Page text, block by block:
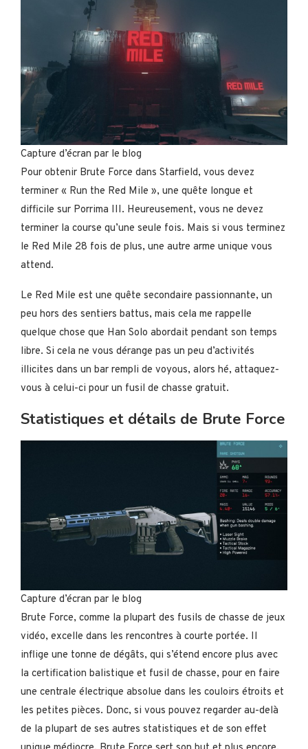
Capture d’écran par le blog
Pour obtenir Brute Force dans Starfield, vous devez
terminer « Run the Red Mile », une quête longue et
difficile sur Porrima III. Heureusement, vous ne devez
terminer la course qu’une seule fois. Mais si vous terminez
le Red Mile 28 fois de plus, une autre arme unique vous
attend.
Le Red Mile est une quête secondaire passionnante, un
peu hors des sentiers battus, mais cela me rappelle
quelque chose que Han Solo abordait pendant son temps
libre. Si cela ne vous dérange pas un peu d’activités
illicites dans un bar rempli de voyous, alors hé, attaquez-
vous à celui-ci pour un fusil de chasse gratuit.
Statistiques et détails de Brute Force
Capture d’écran par le blog
Brute Force, comme la plupart des fusils de chasse de jeux
vidéo, excelle dans les rencontres à courte portée. Il
inflige une tonne de dégâts, qui s’étend encore plus avec
la certification balistique et fusil de chasse, pour en faire
une centrale électrique absolue dans les couloirs étroits et
les petites pièces. Donc, si vous pouvez regarder au-delà
de la plupart de ses autres statistiques et de son effet